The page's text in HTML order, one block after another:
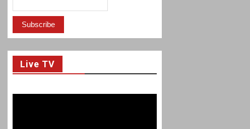
Live TV